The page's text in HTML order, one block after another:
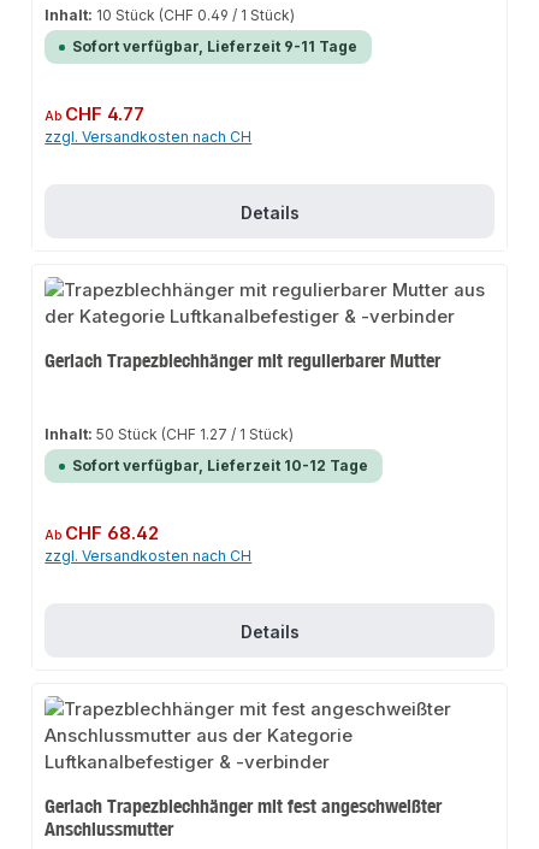
Inhalt: 10 Stück (CHF 0.49 / 1 Stück)
Sofort verfügbar, Lieferzeit 9-11 Tage
Regulärer Preis:
Ab CHF 4.77
zzgl. Versandkosten nach CH
Details
Gerlach Trapezblechhänger mit regulierbarer Mutter
Inhalt:50 Stück (CHF 1.27 / 1 Stück)
Sofort verfügbar, Lieferzeit 10-12 Tage
Regulärer Preis:
Ab CHF 68.42
zzgl. Versandkosten nach CH
Details
Gerlach Trapezblechhänger mit fest angeschweißter
Anschlussmutter